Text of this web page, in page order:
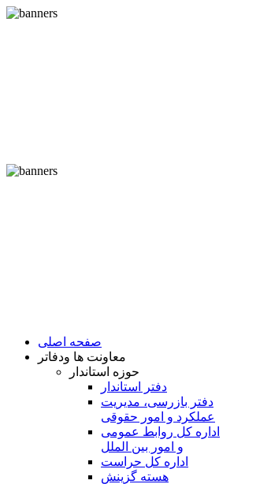
صفحه اصلی
معاونت ها ودفاتر
حوزه استاندار
دفتر استاندار
دفتر بازرسی، مدیریت
عملکرد و امور حقوقی
اداره کل روابط عمومی
و امور بین الملل
اداره کل حراست
هسته گزینش